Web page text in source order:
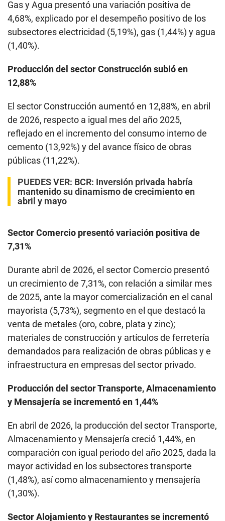
Gas y Agua presentó una variación positiva de
4,68%, explicado por el desempeño positivo de los
subsectores electricidad (5,19%), gas (1,44%) y agua
(1,40%).
Producción del sector Construcción subió en
12,88%
El sector Construcción aumentó en 12,88%, en abril
de 2026, respecto a igual mes del año 2025,
reflejado en el incremento del consumo interno de
cemento (13,92%) y del avance físico de obras
públicas (11,22%).
PUEDES VER: BCR: Inversión privada habría
mantenido su dinamismo de crecimiento en
abril y mayo
Sector Comercio presentó variación positiva de
7,31%
Durante abril de 2026, el sector Comercio presentó
un crecimiento de 7,31%, con relación a similar mes
de 2025, ante la mayor comercialización en el canal
mayorista (5,73%), segmento en el que destacó la
venta de metales (oro, cobre, plata y zinc);
materiales de construcción y artículos de ferretería
demandados para realización de obras públicas y e
infraestructura en empresas del sector privado.
Producción del sector Transporte, Almacenamiento
y Mensajería se incrementó en 1,44%
En abril de 2026, la producción del sector Transporte,
Almacenamiento y Mensajería creció 1,44%, en
comparación con igual periodo del año 2025, dada la
mayor actividad en los subsectores transporte
(1,48%), así como almacenamiento y mensajería
(1,30%).
Sector Alojamiento y Restaurantes se incrementó